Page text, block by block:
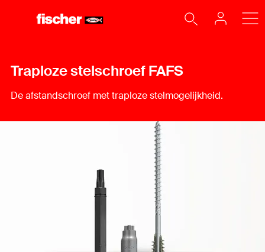
Traploze stelschroef FAFS
De afstandschroef met traploze stelmogelijkheid.